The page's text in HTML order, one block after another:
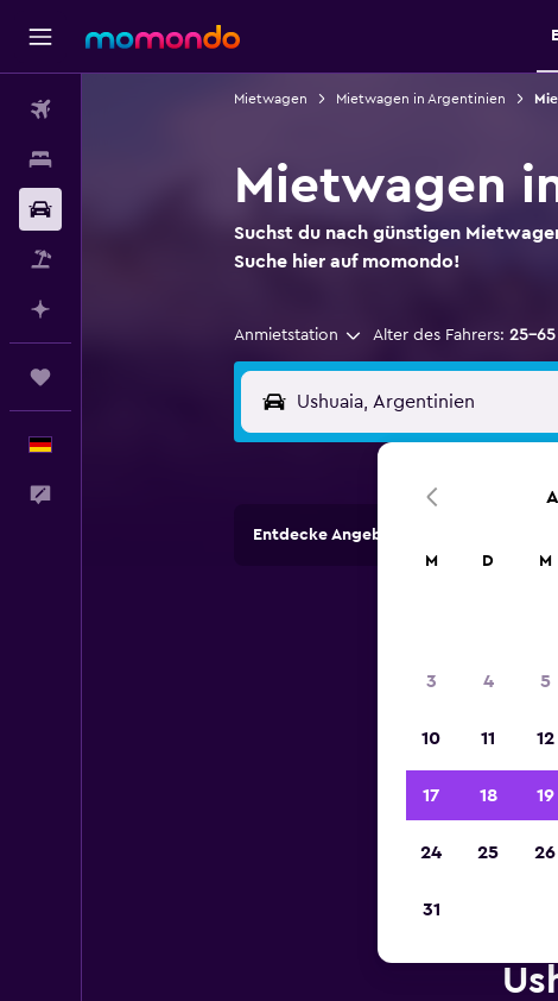
Mietwagen Mietwagen in Argentinien
Mietwagen
Suchst du nach günstigen
Suche hier auf momondo!
Anmietstation Alter des Fahrers: 25-65
Entdecke Angebote von
M D M
3 4 5
10 11 12
17 18 19
24 25 26
31